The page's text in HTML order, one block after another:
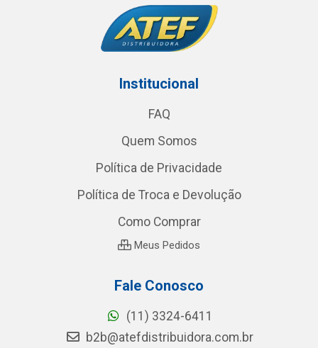
Institucional
FAQ
Quem Somos
Política de Privacidade
Política de Troca e Devolução
Como Comprar
Meus Pedidos
Fale Conosco
(11) 3324-6411
b2b@atefdistribuidora.com.br